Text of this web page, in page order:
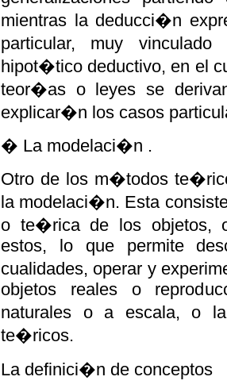
mientras la deducci�n
particular, muy
hipot�tico deductivo, en el
teor�as o leyes se
explicar�n los casos
� La modelaci�n .
Otro de los m�todos
la modelaci�n. Esta
o te�rica de los objetos,
estos, lo que permite
cualidades, operar y
objetos reales o
naturales o a escala, o
te�ricos.
La definici�n de conceptos